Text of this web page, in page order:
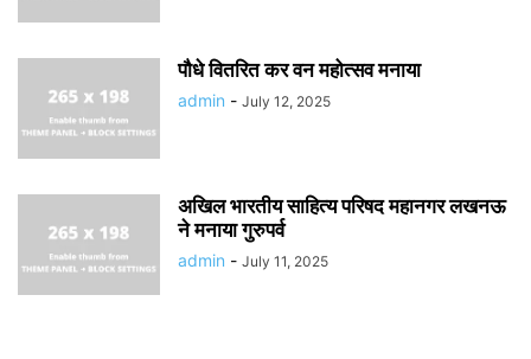
पौधे वितरित कर वन महोत्सव मनाया
admin - July 12, 2025
अखिल भारतीय साहित्य परिषद महानगर लखनऊ
ने मनाया गुरुपर्व
admin - July 11, 2025